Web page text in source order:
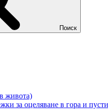
Поиск
живота)
за оцеляване в гора и